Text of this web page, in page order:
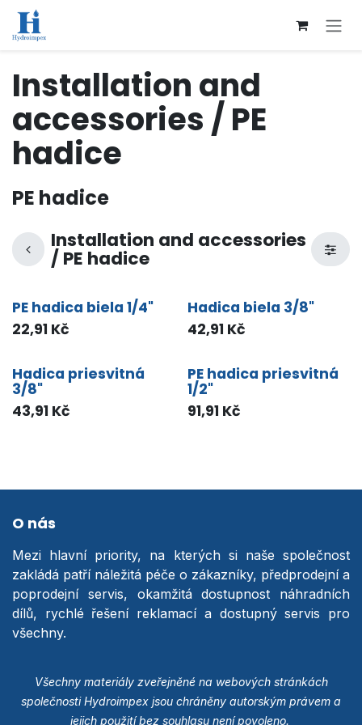
Přejít na obsah
Installation and
accessories / PE
hadice
PE hadice
Installation and accessories
/ PE hadice
PE hadica biela 1/4"
22,91 Kč
Hadica biela 3/8"
42,91 Kč
Hadica priesvitná
3/8"
43,91 Kč
PE hadica priesvitná
1/2"
91,91 Kč
O nás
Mezi hlavní priority, na kterých si naše společnost
zakládá patří náležitá péče o zákazníky, předprodejní a
poprodejní servis, okamžitá dostupnost náhradních
dílů, rychlé řešení reklamací a dostupný servis pro
všechny.
Všechny materiály zveřejněné na webových stránkách
společnosti Hydroimpex jsou chráněny autorským právem a
jejich použití bez souhlasu není povoleno.